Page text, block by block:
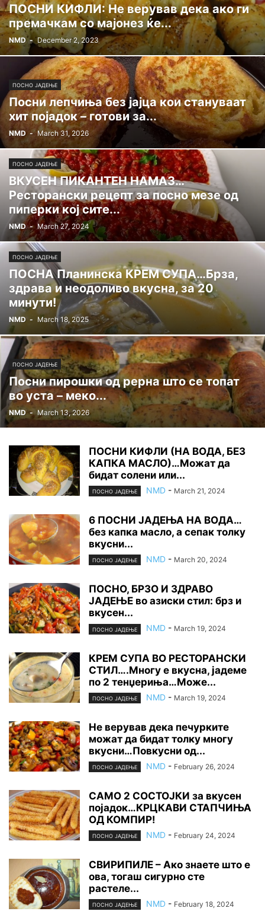
ПОСНИ КИФЛИ: Не верував дека ако ги
премачкам со мајонез ќе...
NMD - December 2, 2023
ПОСНО ЈАДЕЊЕ
Посни лепчиња без јајца кои стануваат
хит појадок – готови за...
NMD - March 31, 2026
ПОСНО ЈАДЕЊЕ
ВКУСЕН ПИКАНТЕН НАМАЗ…
Ресторански рецепт за посно мезе од
пиперки кој сите...
NMD - March 27, 2024
ПОСНО ЈАДЕЊЕ
ПОСНА Планинска КРЕМ СУПА…Брза,
здрава и неодоливо вкусна, за 20
минути!
NMD - March 18, 2025
ПОСНО ЈАДЕЊЕ
Посни пирошки од рерна што се топат
во уста – меко...
NMD - March 13, 2026
ПОСНИ КИФЛИ (НА ВОДА, БЕЗ
КАПКА МАСЛО)…Можат да
бидат солени или...
ПОСНО ЈАДЕЊЕ NMD - March 21, 2024
6 ПОСНИ ЈАДЕЊА НА ВОДА…
без капка масло, а сепак толку
вкусни...
ПОСНО ЈАДЕЊЕ NMD - March 20, 2024
ПОСНО, БРЗО И ЗДРАВО
ЈАДЕЊЕ во азиски стил: брз и
вкусен...
ПОСНО ЈАДЕЊЕ NMD - March 19, 2024
КРЕМ СУПА ВО РЕСТОРАНСКИ
СТИЛ….Многу е вкусна, јадеме
по 2 тенџериња…Може...
ПОСНО ЈАДЕЊЕ NMD - March 19, 2024
Не верував дека печурките
можат да бидат толку многу
вкусни…Повкусни од...
ПОСНО ЈАДЕЊЕ NMD - February 26, 2024
САМО 2 СОСТОЈКИ за вкусен
појадок…КРЦКАВИ СТАПЧИЊА
ОД КОМПИР!
ПОСНО ЈАДЕЊЕ NMD - February 24, 2024
СВИРИПИЛЕ – Ако знаете што е
ова, тогаш сигурно сте
растеле...
ПОСНО ЈАДЕЊЕ NMD - February 18, 2024